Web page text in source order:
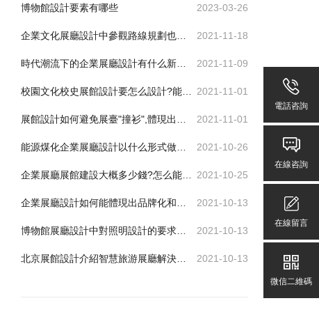
博物館設計要素有哪些 2023-03-26
企業文化展廳設計中參觀路線規劃也有技巧 2021-11-18
時代潮流下的企業展廳設計有什么新功能服務于企業 2021-11-09
校園文化校史展館設計要怎么設計?能展示出歷史底蘊 2021-11-01
2021-11-01
能源煤化企業展廳設計以什么形式做比較好 2021-10-26
企業展廳展館建設大概多少錢?怎么能節省費用又可達到效果 2021-10-25
2021-10-13
博物館展廳設計中對照明設計的要求有哪些 2021-10-13
北京展館設計介紹智慧旅游展廳解決方案 2021-10-13
電話咨詢
在線咨詢
在線留言
微信二維碼